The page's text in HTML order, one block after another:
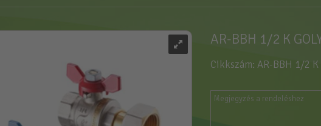
AR-BBH 1/2 K
Cikkszám: AR-BBH 1/2 K